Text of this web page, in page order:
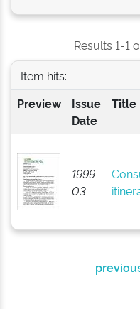
Results 1-1
Item hits:
Preview
Issue
Date
Title
1999-
03